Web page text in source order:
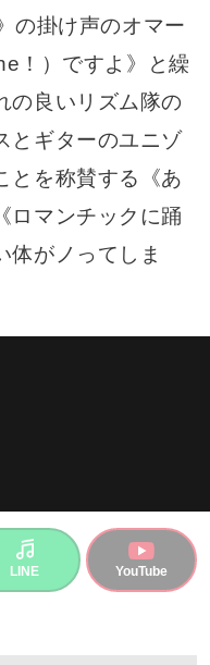
の掛け声のオマー
！）ですよ》と繰
の良いリズム隊の
とギターのユニゾ
とを称賛する《あ
ロマンチックに踊
体がノってしま
LINE YouTube